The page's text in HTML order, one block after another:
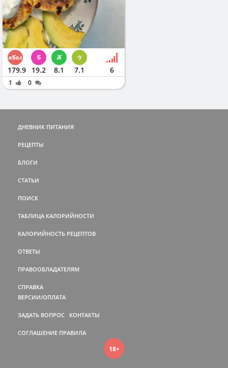
179.9 19.2 8.1 7.1 6
1 0
ДНЕВНИК ПИТАНИЯ
РЕЦЕПТЫ
БЛОГИ
СТАТЬИ
ПОИСК
ТАБЛИЦА КАЛОРИЙНОСТИ
КАЛОРИЙНОСТЬ РЕЦЕПТОВ
ОТВЕТЫ
ПРАВООБЛАДАТЕЛЯМ
СПРАВКА
ВЕРСИИ/ОПЛАТА
ЗАДАТЬ ВОПРОС КОНТАКТЫ
СОГЛАШЕНИЕ ПРАВИЛА
18+